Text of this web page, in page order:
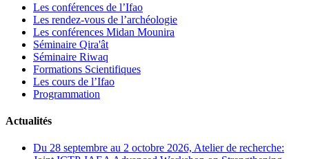
Les conférences de l’Ifao
Les rendez-vous de l’archéologie
Les conférences Midan Mounira
Séminaire Qira'ât
Séminaire Riwaq
Formations Scientifiques
Les cours de l’Ifao
Programmation
Actualités
Du 28 septembre au 2 octobre 2026, Atelier de recherche: